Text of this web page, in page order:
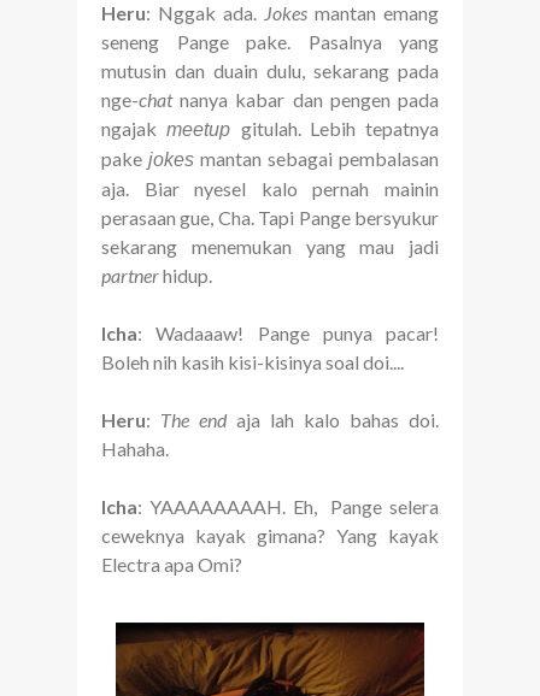
Heru: Nggak ada. Jokes mantan emang
seneng Pange pake. Pasalnya yang
mutusin dan duain dulu, sekarang pada
nge-chatnanya kabar dan pengen pada
ngajak meetup gitulah. Lebih tepatnya
pake jokes mantan sebagai pembalasan
aja. Biar nyesel kalo pernah mainin
perasaan gue, Cha. Tapi Pange bersyukur
sekarang menemukan yang mau jadi
partnerhidup.
Icha: Wadaaaw! Pange punya pacar!
Boleh nih kasih kisi-kisinya soal doi....
Heru: The end aja lah kalo bahas doi.
Hahaha.
Icha: YAAAAAAAAH. Eh, Pange selera
ceweknya kayak gimana? Yang kayak
Electra apa Omi?